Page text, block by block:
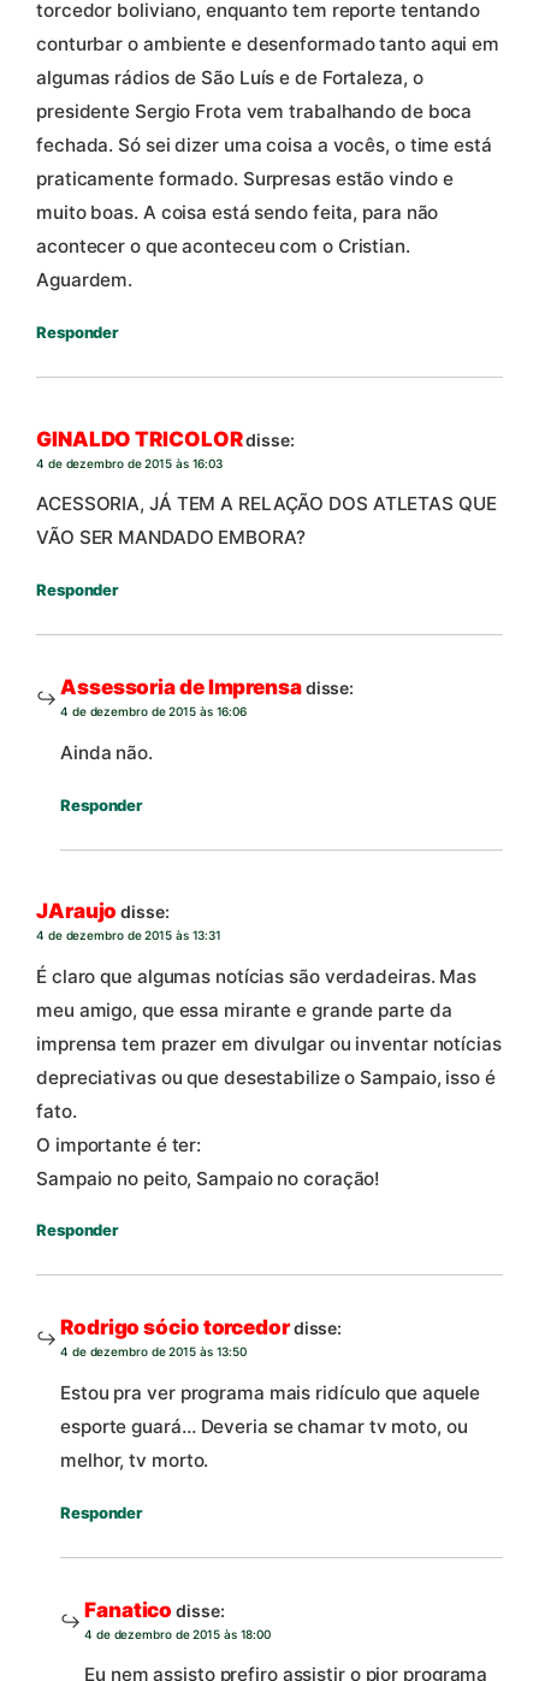
torcedor boliviano, enquanto tem reporte tentando
conturbar o ambiente e desenformado tanto aqui em
algumas rádios de São Luís e de Fortaleza, o
presidente Sergio Frota vem trabalhando de boca
fechada. Só sei dizer uma coisa a vocês, o time está
praticamente formado. Surpresas estão vindo e
muito boas. A coisa está sendo feita, para não
acontecer o que aconteceu com o Cristian.
Aguardem.
Responder
GINALDO TRICOLORdisse:
4 de dezembro de 2015 às 16:03
ACESSORIA, JÁ TEM A RELAÇÃO DOS ATLETAS QUE
VÃO SER MANDADO EMBORA?
Responder
Assessoria de Imprensadisse:
4 de dezembro de 2015 às 16:06
Ainda não.
Responder
JAraujo disse:
4 de dezembro de 2015 às 13:31
É claro que algumas notícias são verdadeiras. Mas
meu amigo, que essa mirante e grande parte da
imprensa tem prazer em divulgar ou inventar notícias
depreciativas ou que desestabilize o Sampaio, isso é
fato.
O importante é ter:
Sampaio no peito, Sampaio no coração!
Responder
Rodrigo sócio torcedordisse:
4 de dezembro de 2015 às 13:50
Estou pra ver programa mais ridículo que aquele
esporte guará… Deveria se chamar tv moto, ou
melhor, tv morto.
Responder
Fanatico disse:
4 de dezembro de 2015 às 18:00
Eu nem assisto prefiro assistir o pior programa